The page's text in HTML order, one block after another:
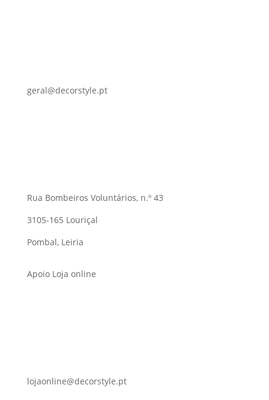
geral@decorstyle.pt
Rua Bombeiros Voluntários, n.º 43
3105-165 Louriçal
Pombal, Leiria
Apoio Loja online
lojaonline@decorstyle.pt